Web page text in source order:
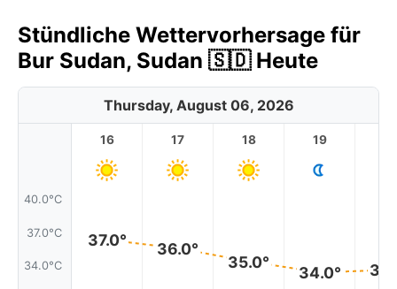
Stündliche Wettervorhersage für
Bur Sudan, Sudan 🇸🇩 Heute
Thursday, August 06, 2026
40.0°C
37.0°C
34.0°C
16
37.0°
17
36.0°
18
35.0°
19
34.0°